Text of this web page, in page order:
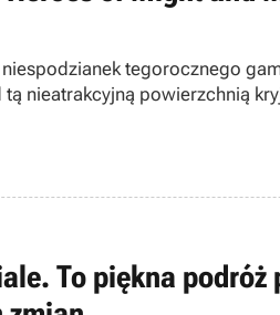
tegorocznego
nieatrakcyjną powierzchnią
To piękna podróż